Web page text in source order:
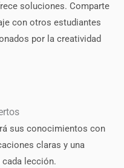
soluciones. Comparte
con otros estudiantes
por la creatividad
sus conocimientos con
claras y una
lección.